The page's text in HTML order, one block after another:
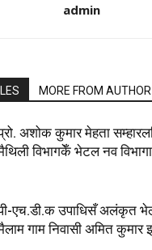
admin
MORE FROM AUTHOR
अशोक कुमार मेहता
विभागकेँ भेटल नव
एच.डी.क उपाधिसँ अलंकृत
गाम निवासी अमित कुमार